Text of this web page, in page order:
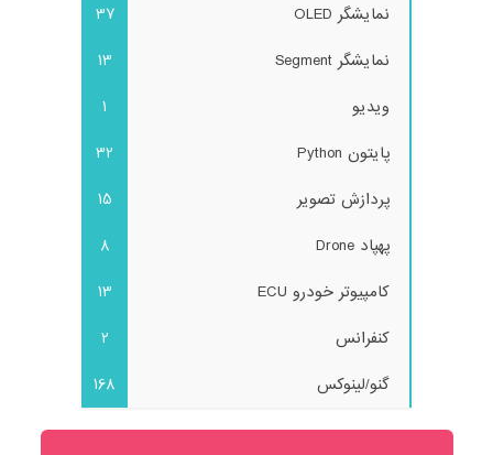
نمایشگر OLED
37
نمایشگر Segment
13
ویدیو
1
پایتون Python
32
پردازش تصویر
15
پهپاد Drone
8
کامپیوتر خودرو ECU
13
کنفرانس
2
گنو/لینوکس
168